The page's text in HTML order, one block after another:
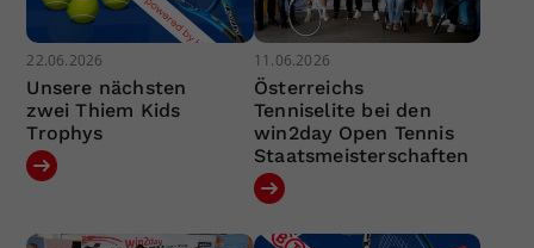
22.06.2026
Unsere nächsten
zwei Thiem Kids
Trophys
11.06.2026
Österreichs
Tenniselite bei den
win2day Open Tennis
Staatsmeisterschaften